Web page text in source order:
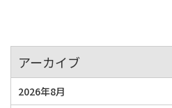
アーカイブ
2026年8月